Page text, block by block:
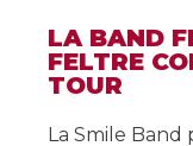
LA BAND
FELTRE
TOUR
La Smile